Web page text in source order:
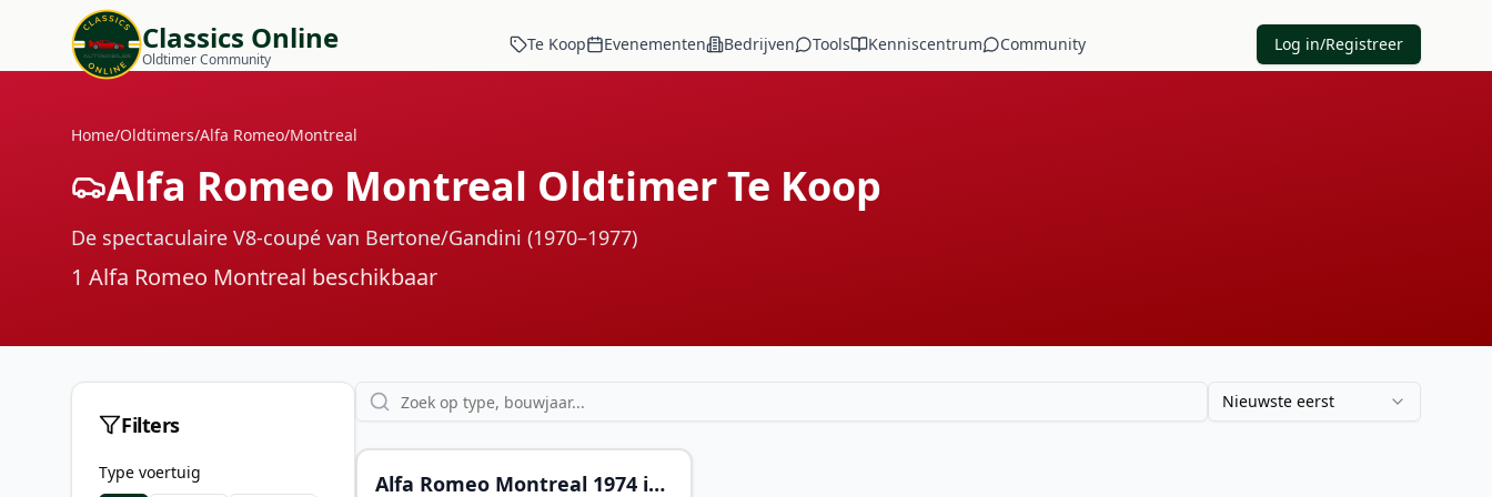
Classics Online
Oldtimer Community
Te Koop Evenementen Bedrijven Tools Kenniscentrum Community Log in/Registreer
Home/Oldtimers/Alfa Romeo/Montreal
Alfa Romeo Montreal Oldtimer Te Koop
De spectaculaire V8-coupé van Bertone/Gandini (1970–1977)
1 Alfa Romeo Montreal beschikbaar
Filters
Type voertuig
Nieuwste eerst
Alfa Romeo Montreal 1974 in